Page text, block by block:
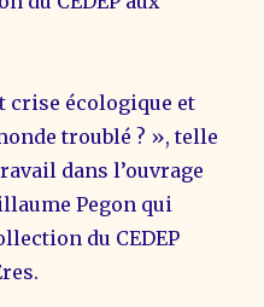
crise écologique et
troublé ? », telle
dans l’ouvrage
Pegon qui
du CEDEP